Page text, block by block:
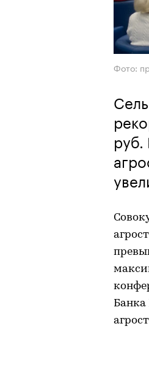
Фото:
Банка